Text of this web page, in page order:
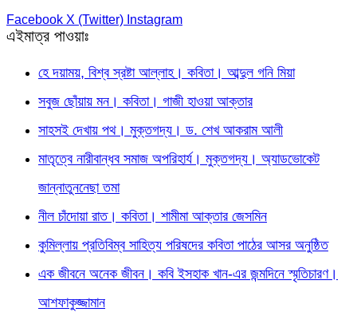
Facebook X (Twitter) Instagram
এইমাত্র পাওয়াঃ
হে দয়াময়, বিশ্ব স্রষ্টা আল্লাহ। কবিতা। আব্দুল গনি মিয়া
সবুজ ছোঁয়ায় মন। কবিতা। গাজী হাওয়া আক্তার
সাহসই দেখায় পথ। মুক্তগদ্য। ড. শেখ আকরাম আলী
মাতৃত্বে নারীবান্ধব সমাজ অপরিহার্য। মুক্তগদ্য। অ্যাডভোকেট
জান্নাতুননেছা তমা
নীল চাঁদোয়া রাত। কবিতা। শামীমা আক্তার জেসমিন
কুমিল্লায় প্রতিবিম্ব সাহিত্য পরিষদের কবিতা পাঠের আসর অনুষ্ঠিত
এক জীবনে অনেক জীবন। কবি ইসহাক খান-এর জন্মদিনে স্মৃতিচারণ।
আশফাকুজ্জামান